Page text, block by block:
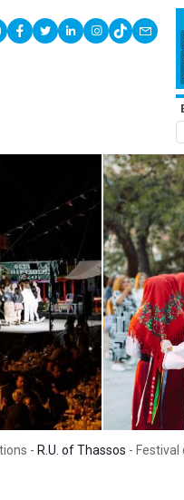
youtubefacebook
twitterlinkedininstagram
tiktok
- R.U. of Thassos - Festival